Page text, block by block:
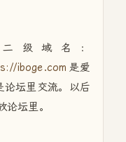
级域名：
iboge.com 是爱
坛里交流。以后
坛里。